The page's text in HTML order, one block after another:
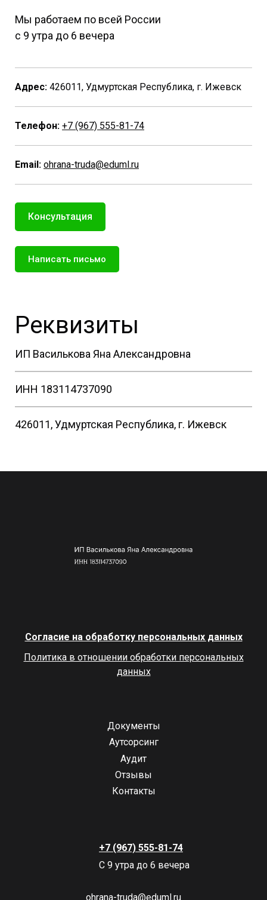
Мы работаем по всей России
с 9 утра до 6 вечера
Адрес: 426011, Удмуртская Республика, г. Ижевск
Телефон: +7 (967) 555-81-74
Email: ohrana-truda@eduml.ru
Консультация
Написать письмо
Реквизиты
ИП Василькова Яна Александровна
ИНН 183114737090
426011, Удмуртская Республика, г. Ижевск
Согласие на обработку персональных данных
Политика в отношении обработки персональных
данных
Документы
Аутсорсинг
Аудит
Отзывы
Контакты
+7 (967) 555-81-74
С 9 утра до 6 вечера
ohrana-truda@eduml.ru